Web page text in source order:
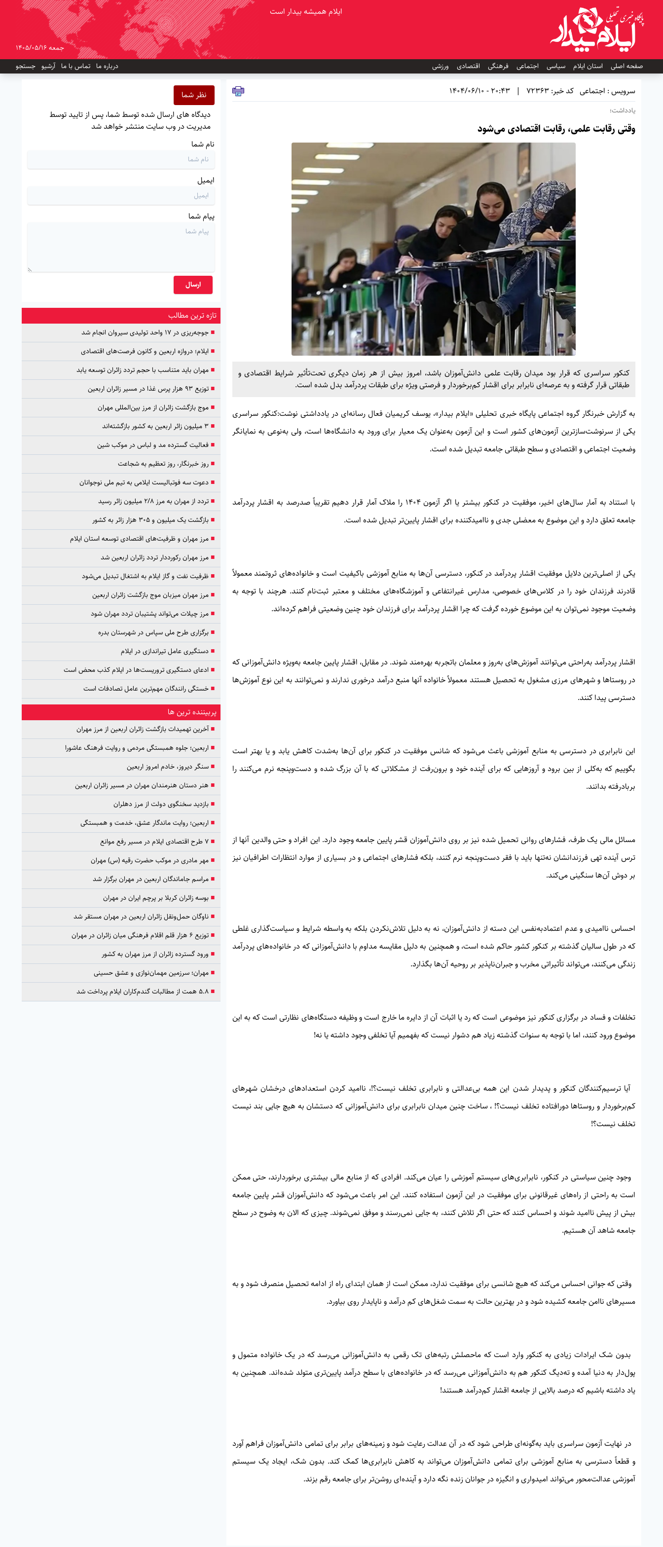
ایلام همیشه بیدار است
جمعه 1405/05/16
صفحه اصلی
استان ایلام سیاسی اجتماعی فرهنگی اقتصادی ورزشی درباره ما تماس با ما آرشیو جستجو
سرویس : اجتماعی کد خبر: 72363 |
20:43 - 1404/06/10
یادداشت؛
وقتی رقابت علمی، رقابت اقتصادی می‌شود
کنکور سراسری که قرار بود میدان رقابت علمی دانش‌آموزان باشد، امروز بیش از هر زمان دیگری تحت‌تأثیر شرایط اقتصادی و
طبقاتی قرار گرفته و به عرصه‌ای نابرابر برای اقشار کم‌برخوردار و فرصتی ویژه برای طبقات پردرآمد بدل شده است.
به گزارش خبرنگار گروه اجتماعی پایگاه خبری تحلیلی «ایلام بیدار»، یوسف کریمیان فعال رسانه‌ای در یادداشتی نوشت:کنکور سراسری
یکی از سرنوشت‌سازترین آزمون‌های کشور است و این آزمون به‌عنوان یک معیار برای ورود به دانشگاه‌ها است، ولی به‌نوعی به نمایانگر
وضعیت اجتماعی و اقتصادی و سطح طبقاتی جامعه تبدیل شده است.
با استناد به آمار سال‌های اخیر، موفقیت در کنکور بیشتر یا اگر آزمون ۱۴۰۴ را ملاک آمار قرار دهیم تقریباً صدرصد به اقشار پردرآمد
جامعه تعلق دارد و این موضوع به معضلی جدی و ناامیدکننده برای اقشار پایین‌تر تبدیل شده است.
یکی از اصلی‌ترین دلایل موفقیت اقشار پردرآمد در کنکور، دسترسی آن‌ها به منابع آموزشی باکیفیت است و خانواده‌های ثروتمند معمولاً
قادرند فرزندان خود را در کلاس‌های خصوصی، مدارس غیرانتفاعی و آموزشگاه‌های مختلف و معتبر ثبت‌نام کنند. هرچند با توجه به
وضعیت موجود نمی‌توان به این موضوع خورده گرفت که چرا اقشار پردرآمد برای فرزندان خود چنین وضعیتی فراهم کرده‌اند.
اقشار پردرآمد به‌راحتی می‌توانند آموزش‌های به‌روز و معلمان باتجربه بهره‌مند شوند. در مقابل، اقشار پایین جامعه به‌ویژه دانش‌آموزانی که
در روستاها و شهرهای مرزی مشغول به تحصیل هستند معمولاً خانواده آنها منبع درآمد درخوری ندارند و نمی‌توانند به این نوع آموزش‌ها
دسترسی پیدا کنند.
این نابرابری در دسترسی به منابع آموزشی باعث می‌شود که شانس موفقیت در کنکور برای آن‌ها به‌شدت کاهش یابد و یا بهتر است
بگوییم که به‌کلی از بین برود و آروزهایی که برای آینده خود و برون‌رفت از مشکلاتی که با آن بزرگ شده و دست‌وپنجه نرم می‌کنند را
بربادرفته بدانند.
مسائل مالی یک طرف، فشارهای روانی تحمیل شده نیز بر روی دانش‌آموزان قشر پایین جامعه وجود دارد. این افراد و حتی والدین آنها از
ترس آینده تهی فرزندانشان نه‌تنها باید با فقر دست‌وپنجه نرم کنند، بلکه فشارهای اجتماعی و در بسیاری از موارد انتظارات اطرافیان نیز
بر دوش آن‌ها سنگینی می‌کند.
احساس ناامیدی و عدم اعتمادبه‌نفس این دسته از دانش‌آموزان، نه به دلیل تلاش‌نکردن بلکه به واسطه شرایط و سیاست‌گذاری غلطی
که در طول سالیان گذشته بر کنکور کشور حاکم شده است، و همچنین به دلیل مقایسه مداوم با دانش‌آموزانی که در خانواده‌های پردرآمد
زندگی می‌کنند، می‌تواند تأثیراتی مخرب و جبران‌ناپذیر بر روحیه آن‌ها بگذارد.
تخلفات و فساد در برگزاری کنکور نیز موضوعی است که رد یا اثبات آن از دایره ما خارج است و وظیفه دستگاه‌های نظارتی است که به این
موضوع ورود کنند، اما با توجه به سنوات گذشته زیاد هم دشوار نیست که بفهمیم آیا تخلفی وجود داشته یا نه!
آیا ترسیم‌کنندگان کنکور و پدیدار شدن این همه بی‌عدالتی و نابرابری تخلف نیست؟!، ناامید کردن استعدادهای درخشان شهرهای
کم‌برخوردار و روستاها دورافتاده تخلف نیست؟! ، ساخت چنین میدان نابرابری برای دانش‌آموزانی که دستشان به هیچ جایی بند نیست
تخلف نیست؟!
وجود چنین سیاستی در کنکور، نابرابری‌های سیستم آموزشی را عیان می‌کند. افرادی که از منابع مالی بیشتری برخوردارند، حتی ممکن
است به راحتی از راه‌های غیرقانونی برای موفقیت در این آزمون استفاده کنند. این امر باعث می‌شود که دانش‌آموزان قشر پایین جامعه
بیش از پیش ناامید شوند و احساس کنند که حتی اگر تلاش کنند، به جایی نمی‌رسند و موفق نمی‌شوند. چیزی که الان به وضوح در سطح
جامعه شاهد آن هستیم.
وقتی که جوانی احساس می‌کند که هیچ شانسی برای موفقیت ندارد، ممکن است از همان ابتدای راه از ادامه تحصیل منصرف شود و به
مسیرهای ناامن جامعه کشیده شود و در بهترین حالت به سمت شغل‌های کم درآمد و ناپایدار روی بیاورد.
بدون شک ایرادات زیادی به کنکور وارد است که ماحصلش رتبه‌های تک رقمی به دانش‌آموزانی می‌رسد که در یک خانواده متمول و
پول‌دار به دنیا آمده و ته‌دیگ کنکور هم به دانش‌آموزانی می‌رسد که در خانواده‌های با سطح درآمد پایین‌تری متولد شده‌اند. همچنین به
یاد داشته باشیم که درصد بالایی از جامعه اقشار کم‌درآمد هستند!
در نهایت آزمون سراسری باید به‌گونه‌ای طراحی شود که در آن عدالت رعایت شود و زمینه‌های برابر برای تمامی دانش‌آموزان فراهم آورد
و قطعاً دسترسی به منابع آموزشی برای تمامی دانش‌آموزان می‌تواند به کاهش نابرابری‌ها کمک کند. بدون شک، ایجاد یک سیستم
آموزشی عدالت‌محور می‌تواند امیدواری و انگیزه در جوانان زنده نگه دارد و آینده‌ای روشن‌تر برای جامعه رقم بزند.
نظر شما
دیدگاه های ارسال شده توسط شما، پس از تایید توسط
مدیریت در وب سایت منتشر خواهد شد
نام شما
ایمیل
پیام شما
ارسال
تازه ترین مطالب
■جوجه‌ریزی در ۱۷ واحد تولیدی سیروان انجام شد
■ ایلام؛ دروازه اربعین و کانون فرصت‌های اقتصادی
■مهران باید متناسب با حجم تردد زائران توسعه یابد
■توزیع ۹۳ هزار پرس غذا در مسیر زائران اربعین
■موج بازگشت زائران از مرز بین‌المللی مهران
■۳ میلیون زائر اربعین به کشور بازگشته‌اند
■فعالیت گسترده مد و لباس در موکب شین
■روز خبرنگار، روز تعظیم به شجاعت
■دعوت سه فوتبالیست ایلامی به تیم ملی نوجوانان
■تردد از مهران به مرز ۲/۸ میلیون زائر رسید
■بازگشت یک میلیون و ۳۰۵ هزار زائر به کشور
■مرز مهران و ظرفیت‌های اقتصادی توسعه استان ایلام
■مرز مهران رکورددار تردد زائران اربعین شد
■ظرفیت نفت و گاز ایلام به اشتغال تبدیل می‌شود
■مرز مهران میزبان موج بازگشت زائران اربعین
■مرز چیلات می‌تواند پشتیبان تردد مهران شود
■برگزاری طرح ملی سپاس در شهرستان بدره
■دستگیری عامل تیراندازی در ایلام
■ ادعای دستگیری تروریست‌ها در ایلام کذب محض است
■خستگی رانندگان مهم‌ترین عامل تصادفات است
پربیننده ترین ها
■آخرین تهمیدات بازگشت زائران اربعین از مرز مهران
■ اربعین؛ جلوه همبستگی مردمی و روایت فرهنگ عاشورا
■سنگر دیروز، خادم امروز اربعین
■ هنر دستان هنرمندان مهران در مسیر زائران اربعین
■بازدید سخنگوی دولت از مرز دهلران
■ اربعین؛ روایت ماندگار عشق، خدمت و همبستگی
■۷ طرح اقتصادی ایلام در مسیر رفع موانع
■مهر مادری در موکب حضرت رقیه (س) مهران
■مراسم جاماندگان اربعین در مهران برگزار شد
■بوسه زائران کربلا بر پرچم ایران در مهران
■ناوگان حمل‌ونقل زائران اربعین در مهران مستقر شد
■توزیع ۶ هزار قلم اقلام فرهنگی میان زائران در مهران
■ ورود گسترده زائران از مرز مهران به کشور
■مهران؛ سرزمین مهمان‌نوازی و عشق حسینی
■۵.۸ همت از مطالبات گندم‌کاران ایلام پرداخت شد